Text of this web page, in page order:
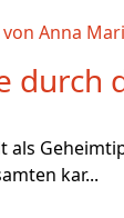
als
kar...